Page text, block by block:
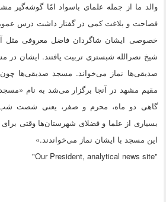
والد ما از جمله علمای باسواد امّا
فصاحت و بلاغت کمی در گفتار داشت درس
خصوصی ایشان شاگردان فاضل معروفی مثل
شیخ نصرالله شبستری تربیت یافتند. ایشان
صدیقی‌ها نماز می‌خواند. مسجد صدیقی‌ها
مقیم مشهد در آنجا برگزار می‌شد به نام
گاهی دو ماه، محرم و صفر، یعنی شصت شب
بسیاری از علما و فضلای شهرستان‌ها وقتی
این مسجد با ایشان نماز می‌خواندند.»
"Our President, analytical news site"